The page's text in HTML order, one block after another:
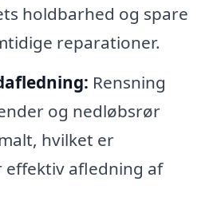
holdbarhed og spare
reparationer.
Rensning
og nedløbsrør
hvilket er
afledning af